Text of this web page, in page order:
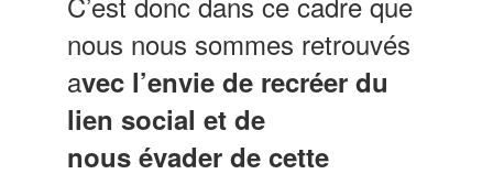
nous nous sommes retrouvés
avec l’envie de recréer du
lien social et de
nous évader de cette